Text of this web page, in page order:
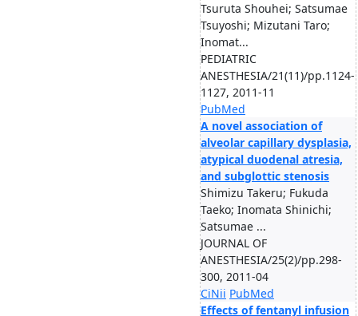
Tsuruta Shouhei; Satsumae
Tsuyoshi; Mizutani Taro;
Inomat...
PEDIATRIC
ANESTHESIA/21(11)/pp.1124-
1127, 2011-11
PubMed
A novel association of
alveolar capillary dysplasia,
atypical duodenal atresia,
and subglottic stenosis
Shimizu Takeru; Fukuda
Taeko; Inomata Shinichi;
Satsumae ...
JOURNAL OF
ANESTHESIA/25(2)/pp.298-
300, 2011-04
CiNii PubMed
Effects of fentanyl infusion